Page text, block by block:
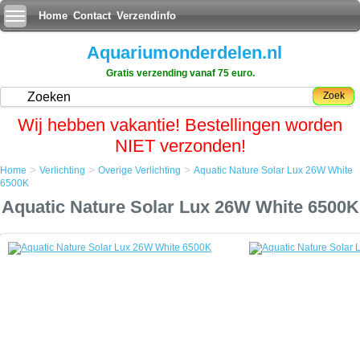
Home Contact Verzendinfo
Aquariumonderdelen.nl
Gratis verzending vanaf 75 euro.
Zoek
Wij hebben vakantie! Bestellingen worden
NIET verzonden!
Overige Verlichting
Home > Verlichting > Overige Verlichting > Aquatic Nature Solar Lux 26W White
6500K
Aquatic Nature Solar Lux 26W White 6500K